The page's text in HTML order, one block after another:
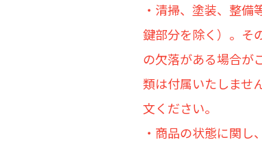
・清掃、塗装、整
鍵部分を除く）。そ
の欠落がある場合が
類は付属いたしませ
文ください。
・商品の状態に関